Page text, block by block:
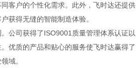
客户的个性化需求。此外，飞时达还提供
获得无缝的智能制造体验。
公司获得了ISO9001质量管理体系认证以
优质的产品和贴心的服务使飞时达赢得了
域。